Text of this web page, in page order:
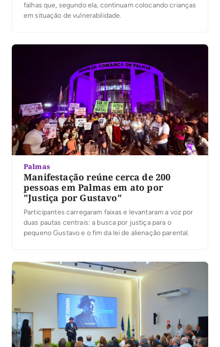
falhas que, segundo ela, continuam colocando crianças
em situação de vulnerabilidade.
Palmas
Manifestação reúne cerca de 200
pessoas em Palmas em ato por
"Justiça por Gustavo"
Participantes carregaram faixas e levantaram a voz por
duas pautas centrais: a busca por justiça para o
pequeno Gustavo e o fim da lei de alienação parental.